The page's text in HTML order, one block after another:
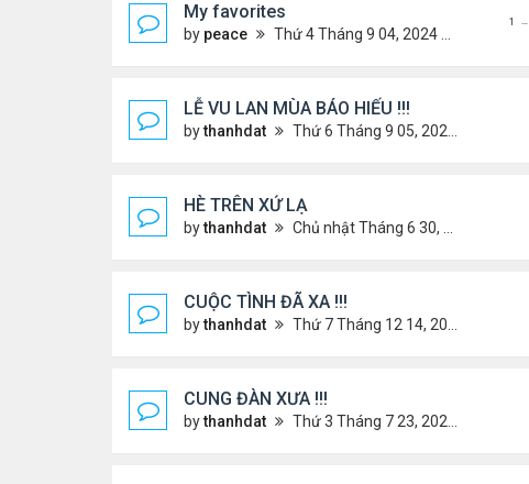
My favorites
by peace Thứ 4 Tháng 9 04, 2024 12:11 pm
1 …
LỄ VU LAN MÙA BÁO HIẾU !!!
bythanhdat Thứ 6 Tháng 9 05, 2025 1:52 pm
HÈ TRÊN XỨ LẠ
bythanhdat Chủ nhật Tháng 6 30, 2024 12:19 pm
CUỘC TÌNH ĐÃ XA !!!
bythanhdat Thứ 7 Tháng 12 14, 2024 2:15 am
CUNG ĐÀN XƯA !!!
bythanhdat Thứ 3 Tháng 7 23, 2024 3:22 pm